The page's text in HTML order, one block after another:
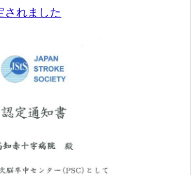
されました